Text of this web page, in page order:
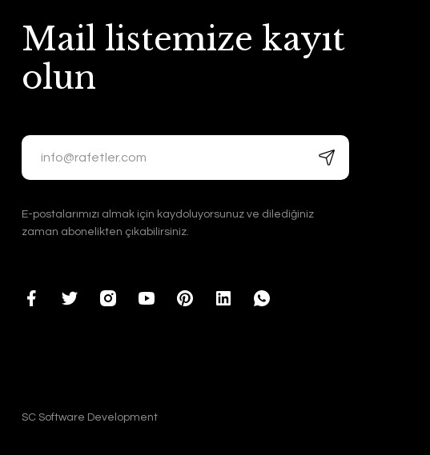
Mail listemize kayıt
olun
E-postalarımızı almak için kaydoluyorsunuz ve dilediğiniz
zaman abonelikten çıkabilirsiniz.
SC Software Development